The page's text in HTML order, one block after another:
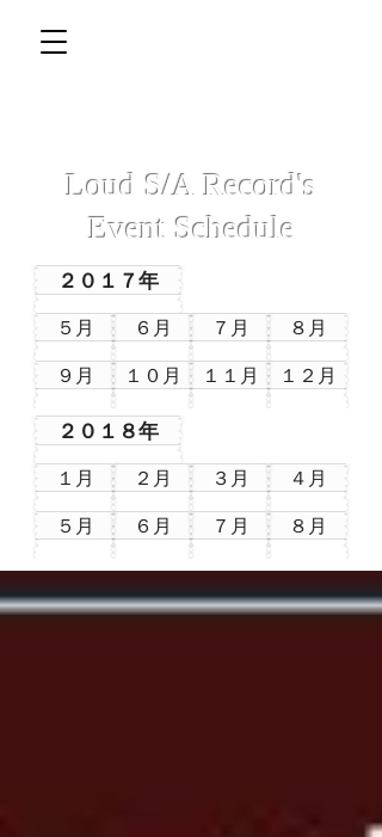
Loud S/A Record's
Event Schedule
２０１７年
５月 ６月 ７月
８月
９月
１０月 １１月 １２月
２０１８年
１月 ２月 ３月
４月
５月
６月 ７月 ８月